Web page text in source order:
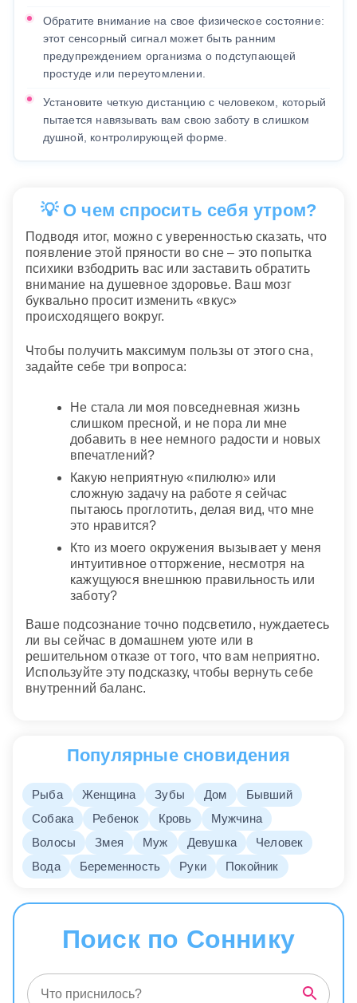
Обратите внимание на свое физическое состояние:
этот сенсорный сигнал может быть ранним
предупреждением организма о подступающей
простуде или переутомлении.
Установите четкую дистанцию с человеком, который
пытается навязывать вам свою заботу в слишком
душной, контролирующей форме.
💡 О чем спросить себя утром?
Подводя итог, можно с уверенностью сказать, что
появление этой пряности во сне – это попытка
психики взбодрить вас или заставить обратить
внимание на душевное здоровье. Ваш мозг
буквально просит изменить «вкус»
происходящего вокруг.
Чтобы получить максимум пользы от этого сна,
задайте себе три вопроса:
Не стала ли моя повседневная жизнь
слишком пресной, и не пора ли мне
добавить в нее немного радости и новых
впечатлений?
Какую неприятную «пилюлю» или
сложную задачу на работе я сейчас
пытаюсь проглотить, делая вид, что мне
это нравится?
Кто из моего окружения вызывает у меня
интуитивное отторжение, несмотря на
кажущуюся внешнюю правильность или
заботу?
Ваше подсознание точно подсветило, нуждаетесь
ли вы сейчас в домашнем уюте или в
решительном отказе от того, что вам неприятно.
Используйте эту подсказку, чтобы вернуть себе
внутренний баланс.
Популярные сновидения
Рыба Женщина Зубы Дом
Бывший
Собака
Ребенок Кровь
Мужчина
Волосы
Змея Муж Девушка
Человек
Вода
Беременность Руки Покойник
Поиск по Соннику